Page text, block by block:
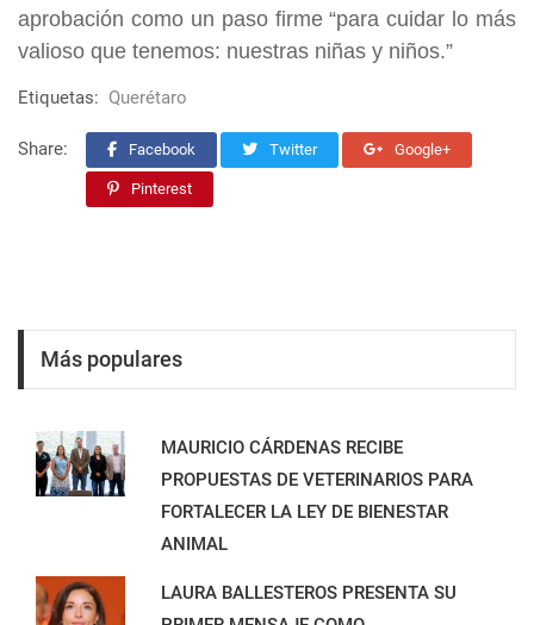
aprobación como un paso firme “para cuidar lo más
valioso que tenemos: nuestras niñas y niños.”
Etiquetas: Querétaro
Share: Facebook Twitter Google+
Pinterest
Más populares
MAURICIO CÁRDENAS RECIBE
PROPUESTAS DE VETERINARIOS PARA
FORTALECER LA LEY DE BIENESTAR
ANIMAL
LAURA BALLESTEROS PRESENTA SU